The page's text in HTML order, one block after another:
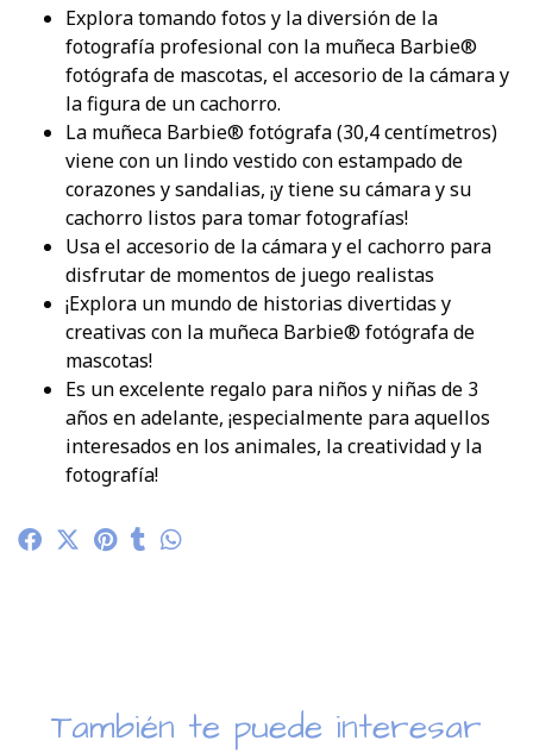
​Explora tomando fotos y la diversión de la
fotografía profesional con la muñeca Barbie®
fotógrafa de mascotas, el accesorio de la cámara y
la figura de un cachorro.​
​La muñeca Barbie® fotógrafa (30,4 centímetros)
viene con un lindo vestido con estampado de
corazones y sandalias, ¡y tiene su cámara y su
cachorro listos para tomar fotografías!​
​Usa el accesorio de la cámara y el cachorro para
disfrutar de momentos de juego realistas​
​¡Explora un mundo de historias divertidas y
creativas con la muñeca Barbie® fotógrafa de
mascotas!
​Es un excelente regalo para niños y niñas de 3
años en adelante, ¡especialmente para aquellos
interesados en los animales, la creatividad y la
fotografía!
También te puede interesar